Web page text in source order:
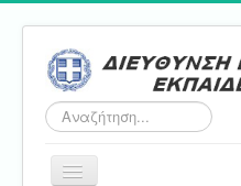
Αναζήτηση...
Εναλλαγή